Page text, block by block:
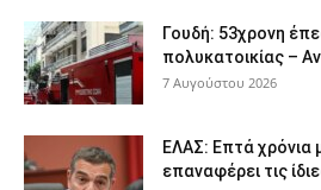
Γουδή: 53χρονη
πολυκατοικίας –
7 Αυγούστου 2026
ΕΛΑΣ: Επτά
επαναφέρει τις